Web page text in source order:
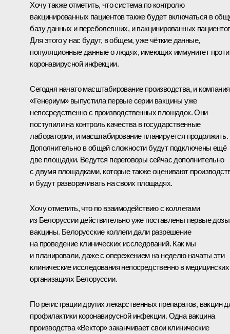
Хочу также отметить, что система по контролю
вакцинированных пациентов также будет включаться в
базу данных и переболевших, и вакцинированных
Для этого у нас будут, в общем, уже чёткие данные,
популяционные данные о людях, имеющих иммунитет
коронавирусной инфекции.
Сегодня начато масштабирование производства, и компания
«Генериум» выпустила первые серии вакцины уже
непосредственно с производственных площадок. Они
поступили на контроль качества в государственные
лаборатории, и масштабирование планируется продолжить.
Дополнительно в общей сложности будут подключены ещё
две площадки. Ведутся переговоры сейчас дополнительно
с двумя площадками, которые также оценивают
и будут разворачивать на своих площадях.
Хочу отметить, что по взаимодействию с коллегами
из Белоруссии действительно уже поставлены первые дозы
вакцины. Белорусские коллеги дали разрешение
на проведение клинических исследований. Как мы
и планировали, даже с опережением на неделю начаты эти
клинические исследования непосредственно в медицинских
организациях Белоруссии.
По регистрации других лекарственных препаратов, вакцин
профилактики коронавирусной инфекции. Одна вакцина
производства «Вектор» заканчивает свои клинические